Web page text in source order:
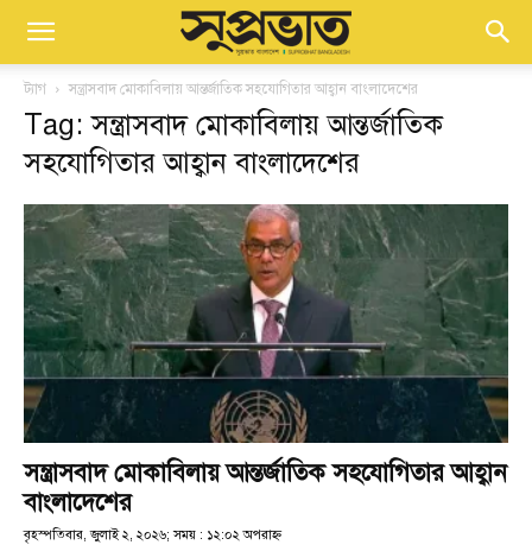
ট্যাগ সন্ত্রাসবাদ মোকাবিলায় আন্তর্জাতিক সহযোগিতার আহ্বান বাংলাদেশের
Tag: সন্ত্রাসবাদ মোকাবিলায় আন্তর্জাতিক
সহযোগিতার আহ্বান বাংলাদেশের
সন্ত্রাসবাদ মোকাবিলায় আন্তর্জাতিক সহযোগিতার আহ্বান
বাংলাদেশের
বৃহস্পতিবার, জুলাই ২, ২০২৬; সময় : ১২:০২ অপরাহ্ণ